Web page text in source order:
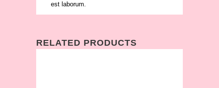
est laborum.
RELATED PRODUCTS